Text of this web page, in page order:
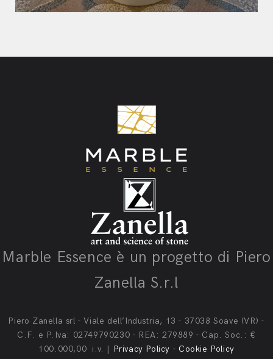
Marble Essence è un progetto di Piero
Zanella S.r.l
Piero Zanella srl - Viale dell’Industria, 13 - 37038 Soave (VR) -
C.F. e P.Iva: 02749790230 - REA: 279889 - Cap. Soc.: €
100.000,00 i.v. | Privacy Policy - Cookie Policy